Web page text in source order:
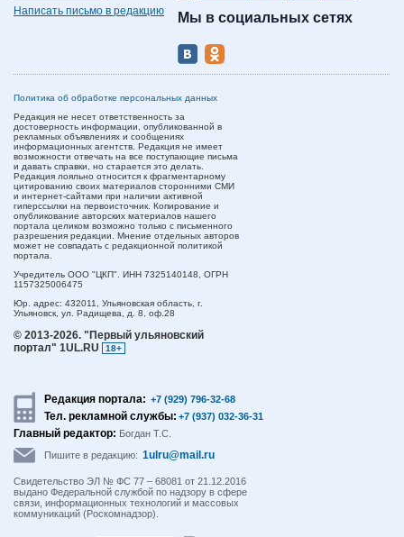
Написать письмо в редакцию
Мы в социальных сетях
Политика об обработке персональных данных
Редакция не несет ответственность за
достоверность информации, опубликованной в
рекламных объявлениях и сообщениях
информационных агентств. Редакция не имеет
возможности отвечать на все поступающие письма
и давать справки, но старается это делать.
Редакция лояльно относится к фрагментарному
цитированию своих материалов сторонними СМИ
и интернет-сайтами при наличии активной
гиперссылки на первоисточник. Копирование и
опубликование авторских материалов нашего
портала целиком возможно только с письменного
разрешения редакции. Мнение отдельных авторов
может не совпадать с редакционной политикой
портала.
Учредитель ООО "ЦКП". ИНН 7325140148, ОГРН
1157325006475
Юр. адрес: 432011, Ульяновская область, г.
Ульяновск, ул. Радищева, д. 8, оф.28
© 2013-2026. "Первый ульяновский
портал" 1UL.RU
18+
Редакция портала: +7 (929) 796-32-68
Тел. рекламной службы: +7 (937) 032-36-31
Главный редактор: Богдан Т.С.
Пишите в редакцию: 1ulru@mail.ru
Свидетельство ЭЛ № ФС 77 – 68081 от 21.12.2016
выдано Федеральной службой по надзору в сфере
связи, информационных технологий и массовых
коммуникаций (Роскомнадзор).